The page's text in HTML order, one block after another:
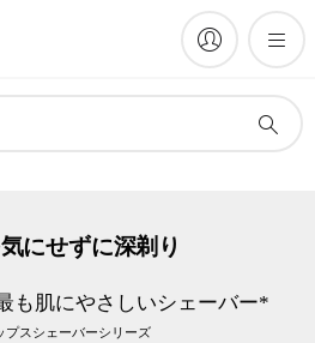
にせずに深 剃 り
も肌 に や さ し いシ ェ ー バ ー *
プスシェーバーシリーズ